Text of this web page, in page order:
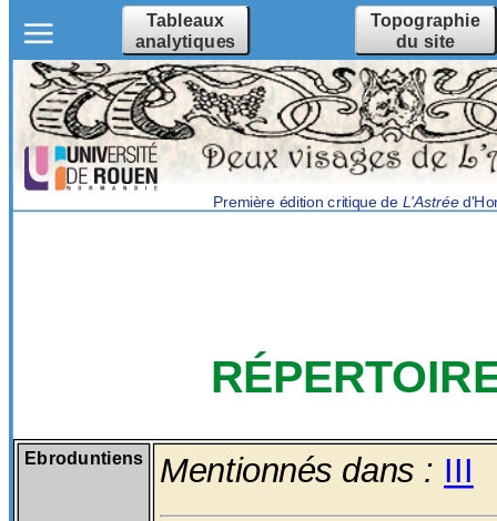
Tableaux
analytiques
Topographie
du site
Première édition critique de L'Astrée
Ebroduntiens Mentionnés dans : III